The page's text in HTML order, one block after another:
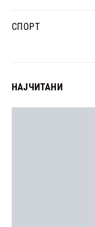
СПОРТ
НАЈЧИТАНИ